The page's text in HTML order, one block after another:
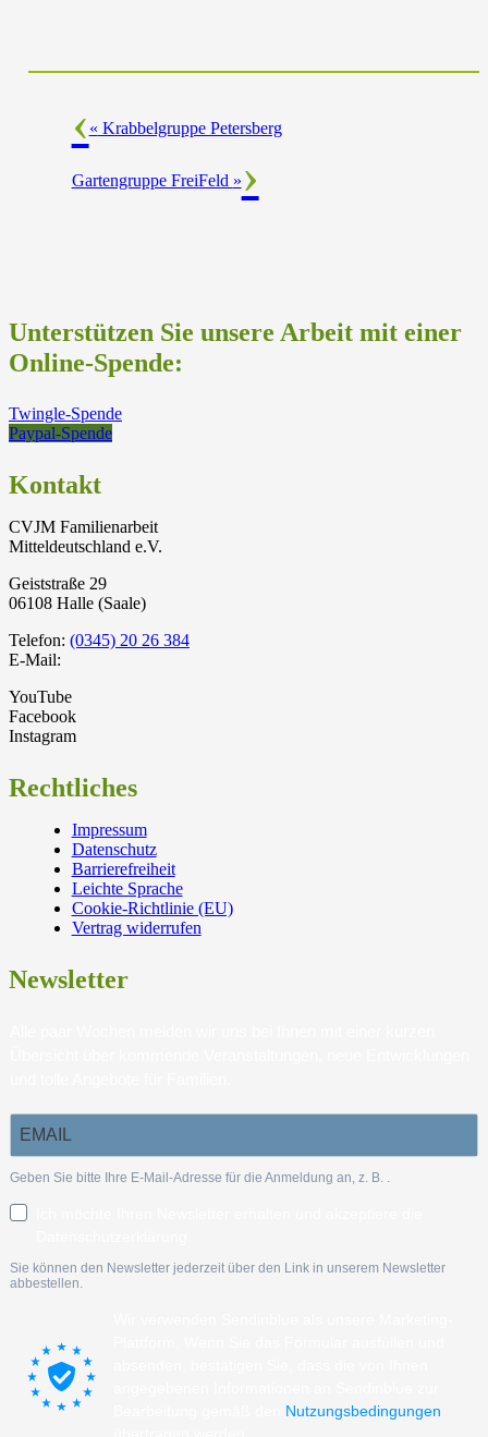
« Krabbelgruppe Petersberg
Gartengruppe FreiFeld »
Unterstützen Sie unsere Arbeit mit einer
Online-Spende:
Twingle-Spende
Paypal-Spende
Kontakt
CVJM Familienarbeit
Mitteldeutschland e.V.
Geiststraße 29
06108 Halle (Saale)
Telefon: (0345) 20 26 384
E-Mail:
YouTube
Facebook
Instagram
Rechtliches
Impressum
Datenschutz
Barrierefreiheit
Leichte Sprache
Cookie-Richtlinie (EU)
Vertrag widerrufen
Newsletter
Geben Sie bitte Ihre E-Mail-Adresse für die Anmeldung an, z. B. .
Sie können den Newsletter jederzeit über den Link in unserem Newsletter
abbestellen.
Nutzungsbedingungen